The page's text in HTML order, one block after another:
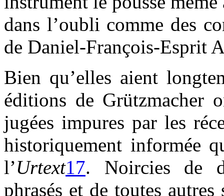
dans l’oubli comme des
de Daniel-François-Esprit
Bien qu’elles aient
éditions de Grützmacher
jugées impures par les
historiquement informée
l’Urtext17. Noircies de
phrasés et de toutes